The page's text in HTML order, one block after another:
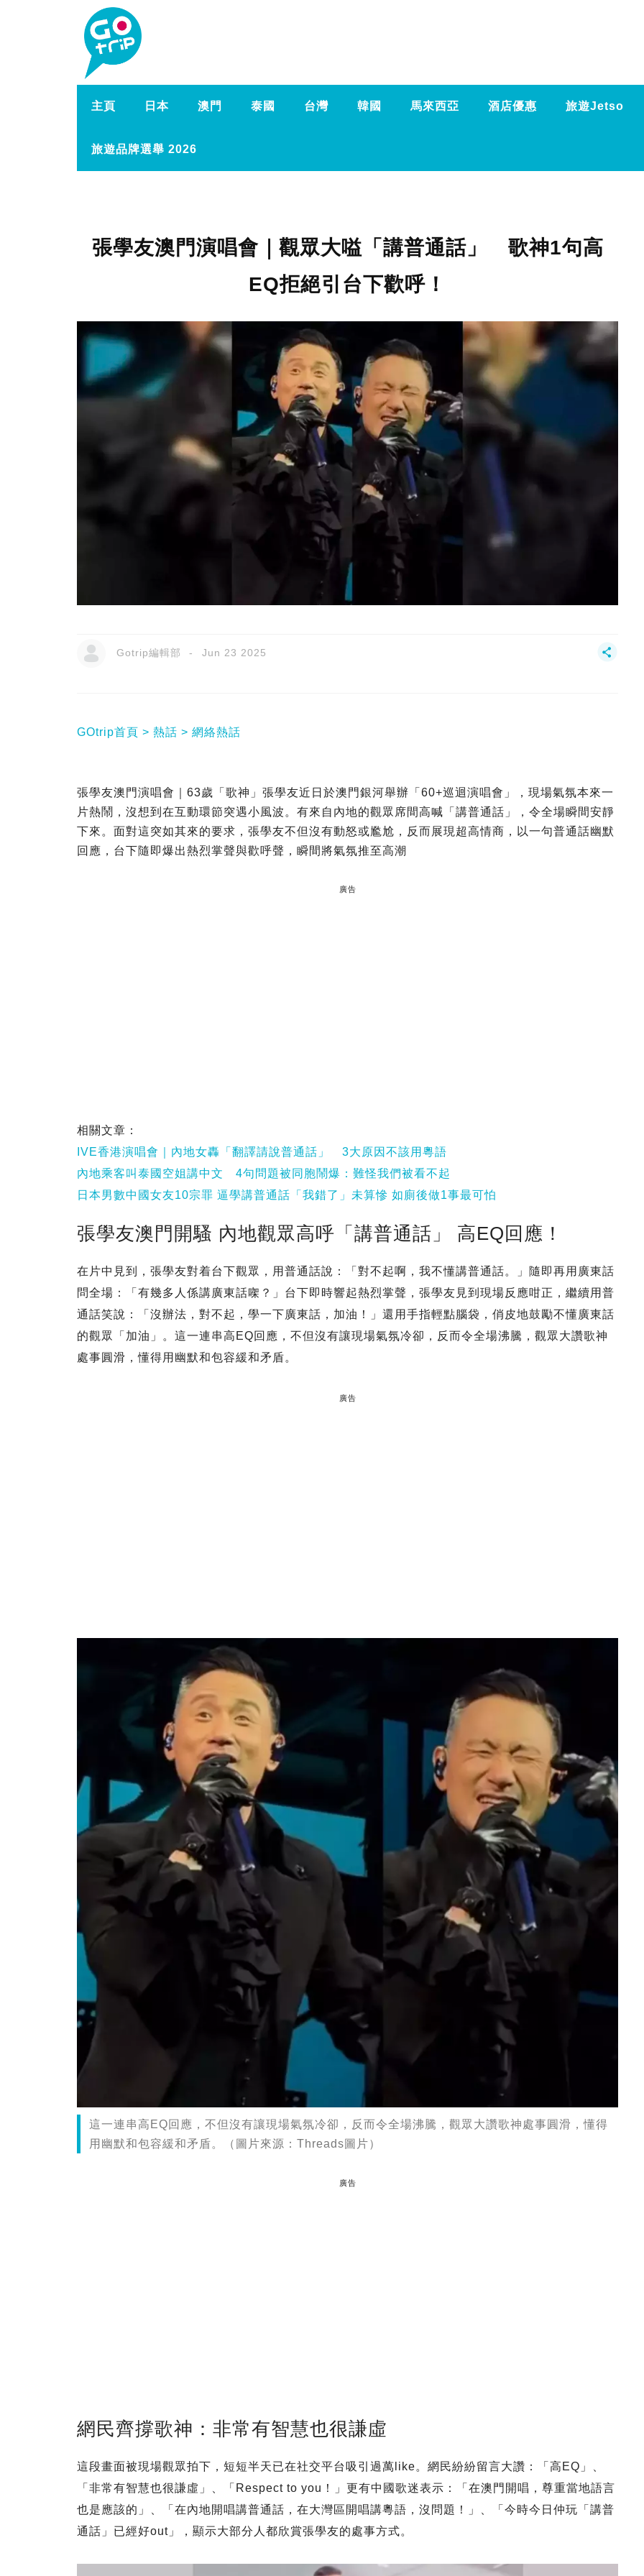
主頁 日本 澳門 泰國 台灣 韓國 馬來西亞 酒店優惠 旅遊Jetso
旅遊品牌選舉 2026
張學友澳門演唱會｜觀眾大嗌「講普通話」 歌神1句高
EQ拒絕引台下歡呼！
Gotrip編輯部 Jun 23 2025
GOtrip首頁 熱話 網絡熱話
張學友澳門演唱會｜63歲「歌神」張學友近日於澳門銀河舉辦「60+巡迴演唱會」，現場氣氛本來一
片熱鬧，沒想到在互動環節突遇小風波。有來自內地的觀眾席間高喊「講普通話」，令全場瞬間安靜
下來。面對這突如其來的要求，張學友不但沒有動怒或尷尬，反而展現超高情商，以一句普通話幽默
回應，台下隨即爆出熱烈掌聲與歡呼聲，瞬間將氣氛推至高潮
廣告
相關文章：
IVE香港演唱會｜內地女轟「翻譯請說普通話」 3大原因不該用粵語
內地乘客叫泰國空姐講中文 4句問題被同胞鬧爆：難怪我們被看不起
日本男數中國女友10宗罪 逼學講普通話「我錯了」未算慘 如廁後做1事最可怕
張學友澳門開騷 內地觀眾高呼「講普通話」 高EQ回應！
在片中見到，張學友對着台下觀眾，用普通話說：「對不起啊，我不懂講普通話。」隨即再用廣東話
問全場：「有幾多人係講廣東話㗎？」台下即時響起熱烈掌聲，張學友見到現場反應咁正，繼續用普
通話笑說：「沒辦法，對不起，學一下廣東話，加油！」還用手指輕點腦袋，俏皮地鼓勵不懂廣東話
的觀眾「加油」。這一連串高EQ回應，不但沒有讓現場氣氛冷卻，反而令全場沸騰，觀眾大讚歌神
處事圓滑，懂得用幽默和包容緩和矛盾。
廣告
這一連串高EQ回應，不但沒有讓現場氣氛冷卻，反而令全場沸騰，觀眾大讚歌神處事圓滑，懂得
用幽默和包容緩和矛盾。（圖片來源：Threads圖片）
廣告
網民齊撐歌神：非常有智慧也很謙虛
這段畫面被現場觀眾拍下，短短半天已在社交平台吸引過萬like。網民紛紛留言大讚：「高EQ」、
「非常有智慧也很謙虛」、「Respect to you！」更有中國歌迷表示：「在澳門開唱，尊重當地語言
也是應該的」、「在內地開唱講普通話，在大灣區開唱講粵語，沒問題！」、「今時今日仲玩「講普
通話」已經好out」，顯示大部分人都欣賞張學友的處事方式。